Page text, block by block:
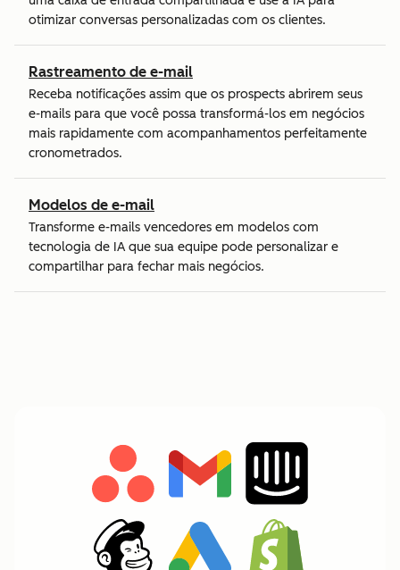
otimizar conversas personalizadas com os clientes.
Rastreamento de e-mail
Receba notificações assim que os prospects abrirem seus
e-mails para que você possa transformá-los em negócios
mais rapidamente com acompanhamentos perfeitamente
cronometrados.
Modelos de e-mail
Transforme e-mails vencedores em modelos com
tecnologia de IA que sua equipe pode personalizar e
compartilhar para fechar mais negócios.